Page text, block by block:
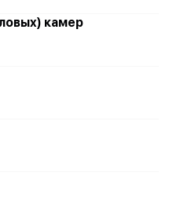
камер